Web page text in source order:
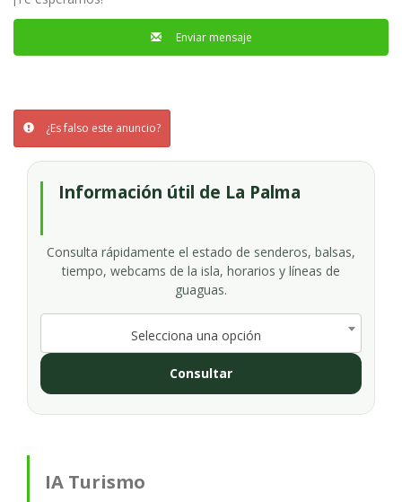
Enviar mensaje
¿Es falso este anuncio?
Información útil de La Palma
Consulta rápidamente el estado de senderos, balsas,
tiempo, webcams de la isla, horarios y líneas de
guaguas.
Selecciona una opción
Consultar
IA Turismo